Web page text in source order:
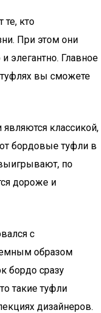
те, кто
При этом они
элегантно. Главное
вы сможете
классикой,
бордовые туфли в
по
дороже и
с
образом
бордо сразу
такие туфли
дизайнеров.